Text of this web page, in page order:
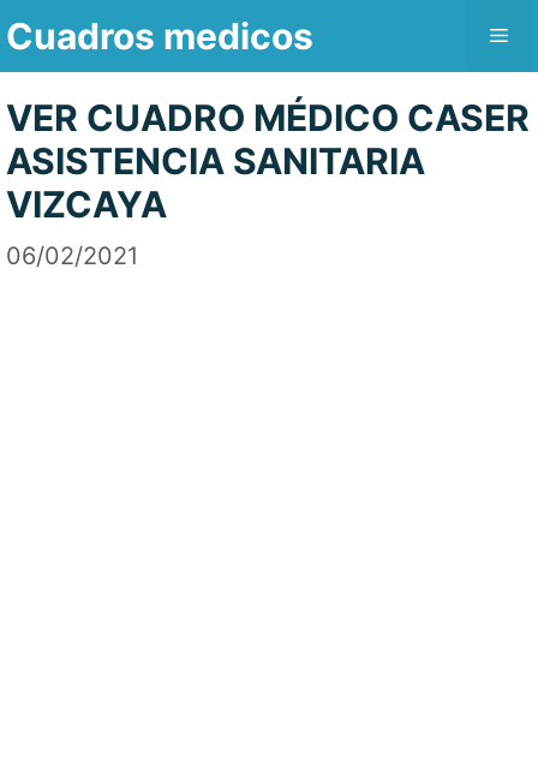
Saltar
contenido
Cuadros medicos
VER CUADRO MÉDICO CASER
ASISTENCIA SANITARIA
VIZCAYA
06/02/2021